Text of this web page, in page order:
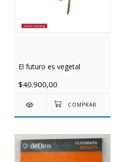
El futuro es vegetal
$40.900,00